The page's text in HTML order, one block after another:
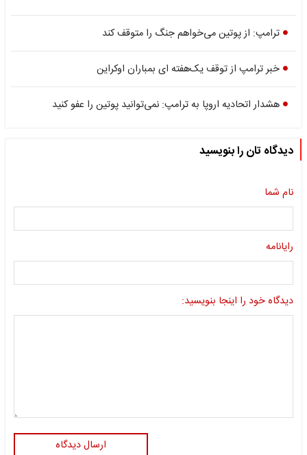
ترامپ: از پوتین می‌خواهم جنگ را متوقف کند
خبر ترامپ از توقف یک‌هفته ای بمباران اوکراین
هشدار اتحادیه اروپا به ترامپ: نمی‌توانید پوتین را عفو کنید
دیدگاه تان را بنویسید
نام شما
رایانامه
دیدگاه خود را اینجا بنویسید:
ارسال دیدگاه